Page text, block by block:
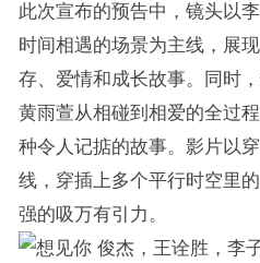
此次宣布的预告中，镜头以
时间相遇的场景为主线，展
存、爱情和成长故事。同时
黄雨萱从相碰到相爱的全过
种令人记掂的故事。影片以
线，穿插上多个平行时空里
强的吸万有引力。
俊杰，王诠胜，李